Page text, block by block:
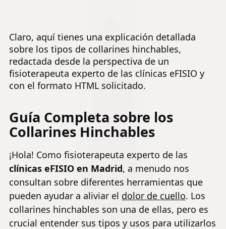
(Medium)
Dolor y la
Presión en
la Columna
Vertebral -
Azul
columna
Claro, aquí tienes una explicación detallada
sobre los tipos de collarines hinchables,
redactada desde la perspectiva de un
fisioterapeuta experto de las clínicas eFISIO y
con el formato HTML solicitado.
Guía Completa sobre los
Collarines Hinchables
¡Hola! Como fisioterapeuta experto de las
clínicas eFISIO en Madrid, a menudo nos
consultan sobre diferentes herramientas que
pueden ayudar a aliviar el dolor de cuello. Los
collarines hinchables son una de ellas, pero es
crucial entender sus tipos y usos para utilizarlos